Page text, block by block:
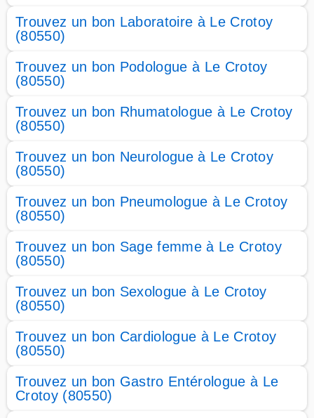
Trouvez un bon Laboratoire à Le Crotoy
(80550)
Trouvez un bon Podologue à Le Crotoy
(80550)
Trouvez un bon Rhumatologue à Le Crotoy
(80550)
Trouvez un bon Neurologue à Le Crotoy
(80550)
Trouvez un bon Pneumologue à Le Crotoy
(80550)
Trouvez un bon Sage femme à Le Crotoy
(80550)
Trouvez un bon Sexologue à Le Crotoy
(80550)
Trouvez un bon Cardiologue à Le Crotoy
(80550)
Trouvez un bon Gastro Entérologue à Le
Crotoy (80550)